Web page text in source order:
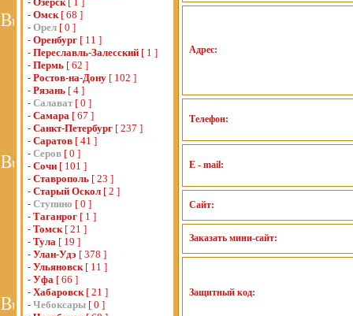
- Омск[ 68 ]
- Орел [ 0 ]
- Оренбург [ 11 ]
- Переславль-Залесский [ 1 ]
- Пермь [ 62 ]
- Ростов-на-Дону [ 102 ]
- Рязань [ 4 ]
- Салават [ 0 ]
- Самара [ 67 ]
- Санкт-Петербург [ 237 ]
- Саратов [ 41 ]
- Серов [ 0 ]
- Сочи [ 101 ]
- Ставрополь [ 23 ]
- Старый Оскол [ 2 ]
- Ступино [ 0 ]
- Таганрог [ 1 ]
- Томск[ 21 ]
- Тула [ 19 ]
- Улан-Удэ [ 378 ]
- Ульяновск[ 11 ]
- Уфа [ 66 ]
- Хабаровск[ 21 ]
- Чебоксары [ 0 ]
Адрес:
Телефон:
E - mail:
Сайт:
Заказать мини-сайт:
Защитный код: